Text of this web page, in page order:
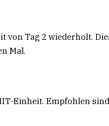
von Tag 2 wiederholt.
Mal.
Einheit. Empfohlen